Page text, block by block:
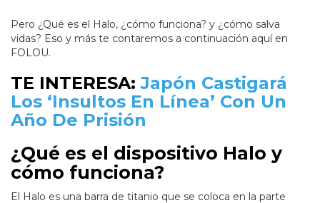
Pero ¿Qué es el Halo, ¿cómo funciona? y ¿cómo salva
vidas? Eso y más te contaremos a continuación aquí en
FOLOU.
TE INTERESA:Japón Castigará
Los ‘Insultos En Línea’ Con Un
Año De Prisión
¿Qué es el dispositivo Halo y
cómo funciona?
El Halo es una barra de titanio que se coloca en la parte